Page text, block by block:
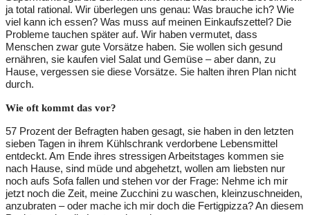
ja total rational. Wir überlegen uns genau: Was brauche ich? Wie
viel kann ich essen? Was muss auf meinen Einkaufszettel? Die
Probleme tauchen später auf. Wir haben vermutet, dass
Menschen zwar gute Vorsätze haben. Sie wollen sich gesund
ernähren, sie kaufen viel Salat und Gemüse – aber dann, zu
Hause, vergessen sie diese Vorsätze. Sie halten ihren Plan nicht
durch.
Wie oft kommt das vor?
57 Prozent der Befragten haben gesagt, sie haben in den letzten
sieben Tagen in ihrem Kühlschrank verdorbene Lebensmittel
entdeckt. Am Ende ihres stressigen Arbeitstages kommen sie
nach Hause, sind müde und abgehetzt, wollen am liebsten nur
noch aufs Sofa fallen und stehen vor der Frage: Nehme ich mir
jetzt noch die Zeit, meine Zucchini zu waschen, kleinzuschneiden,
anzubraten – oder mache ich mir doch die Fertigpizza? An diesem